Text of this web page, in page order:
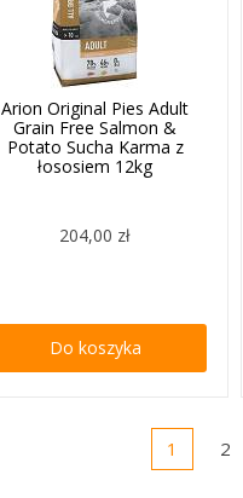
Arion Original Pies Adult
Grain Free Salmon &
Potato Sucha Karma z
łososiem 12kg
204,00 zł
Do koszyka
1 2